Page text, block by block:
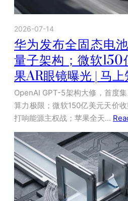
2026-07-14
华为发布全固态电
量子架构；微软
果AR眼镜曝光 | 马上
OpenAI GPT-5架构大修，首度
算力极限；微软150亿美元天价
打响能源主权战；苹果全天…